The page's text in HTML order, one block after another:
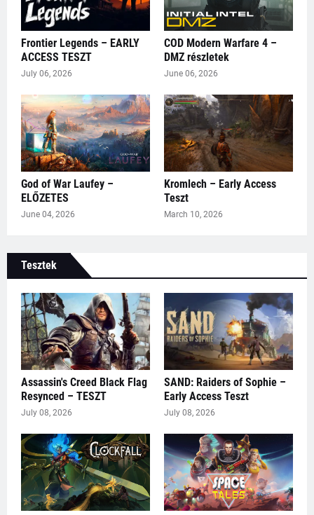
Frontier Legends – EARLY
ACCESS TESZT
July 06, 2026
COD Modern Warfare 4 –
DMZ részletek
June 06, 2026
God of War Laufey –
ELŐZETES
June 04, 2026
Kromlech – Early Access
Teszt
March 10, 2026
Tesztek
Assassin's Creed Black Flag
Resynced – TESZT
July 08, 2026
SAND: Raiders of Sophie –
Early Access Teszt
July 08, 2026